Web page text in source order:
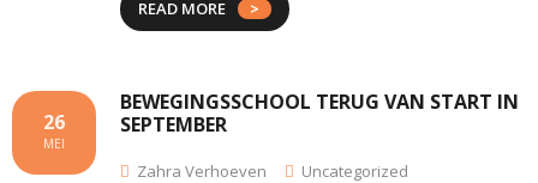
READ MORE
BEWEGINGSSCHOOL TERUG VAN START IN
SEPTEMBER
26
MEI
Zahra Verhoeven Uncategorized